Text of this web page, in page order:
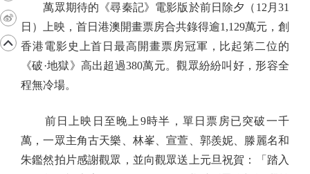
萬眾期待的《尋秦記》電影版於前日除夕（12月31
日）上映，首日港澳開畫票房合共錄得逾1,129萬元，創
香港電影史上首日最高開畫票房冠軍，比起第二位的
《破·地獄》高出超過380萬元。觀眾紛紛叫好，形容全
程無冷場。
前日上映日至晚上9時半，單日票房已突破一千
萬，一眾主角古天樂、林峯、宣萱、郭羨妮、滕麗名和
朱鑑然拍片感謝觀眾，並向觀眾送上元旦祝賀：「踏入